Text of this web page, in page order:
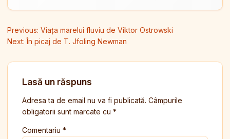
Navigare în articole
Previous: Viața marelui fluviu de Viktor Ostrowski
Next: În picaj de T. Jfoling Newman
Lasă un răspuns
Adresa ta de email nu va fi publicată. Câmpurile
obligatorii sunt marcate cu *
Comentariu *